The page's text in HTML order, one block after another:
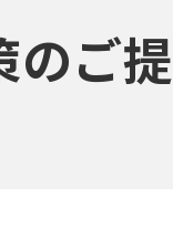
のご